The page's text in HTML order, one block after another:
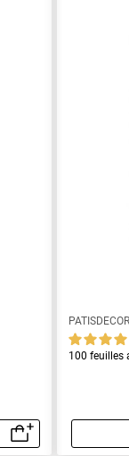
100 feuilles